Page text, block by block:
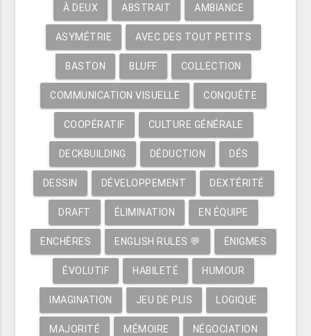
À DEUX ABSTRAIT AMBIANCE
ASYMÉTRIE AVEC DES TOUT PETITS
BASTON BLUFF COLLECTION
COMMUNICATION VISUELLE CONQUÊTE
COOPÉRATIF CULTURE GÉNÉRALE
DECKBUILDING DÉDUCTION DÉS
DESSIN DÉVELOPPEMENT DEXTÉRITÉ
DRAFT ÉLIMINATION EN ÉQUIPE
ENCHÈRES ENGLISH RULES 💬 ÉNIGMES
ÉVOLUTIF HABILETÉ HUMOUR
IMAGINATION JEU DE PLIS LOGIQUE
MAJORITÉ MÉMOIRE NÉGOCIATION